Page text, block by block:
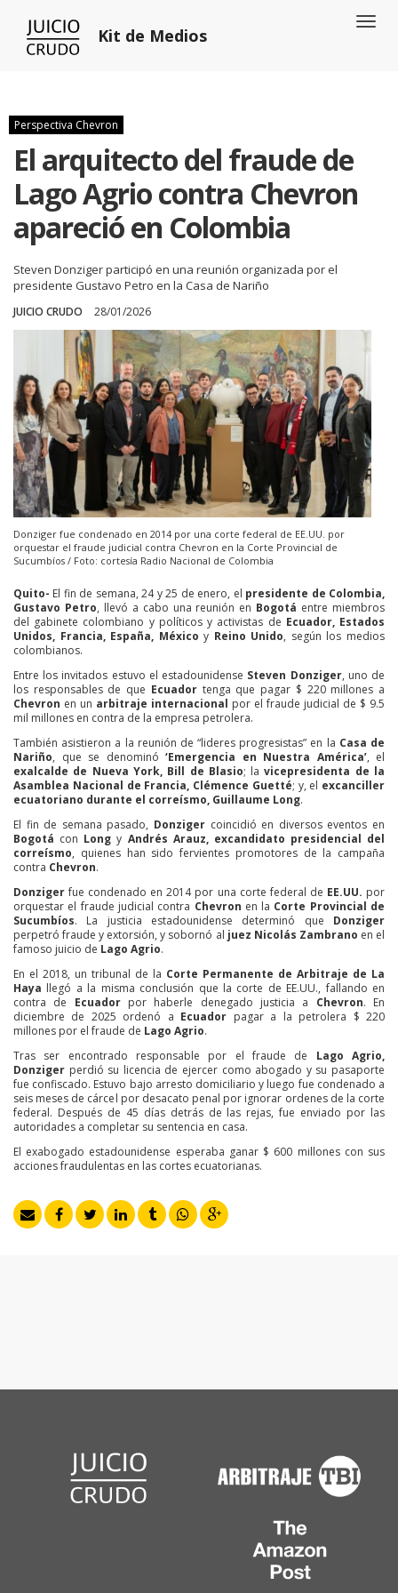
Kit de Medios
Perspectiva Chevron
El arquitecto del fraude de
Lago Agrio contra Chevron
apareció en Colombia
Steven Donziger participó en una reunión organizada por el
presidente Gustavo Petro en la Casa de Nariño
JUICIO CRUDO 28/01/2026
Donziger fue condenado en 2014 por una corte federal de EE.UU. por
orquestar el fraude judicial contra Chevron en la Corte Provincial de
Sucumbíos / Foto: cortesía Radio Nacional de Colombia
Quito- El fin de semana, 24 y 25 de enero, el presidente de Colombia,
Gustavo Petro, llevó a cabo una reunión en Bogotá entre miembros
del gabinete colombiano y políticos y activistas de Ecuador, Estados
Unidos, Francia, España, Méxicoy Reino Unido, según los medios
colombianos.
Entre los invitados estuvo el estadounidense Steven Donziger, uno de
los responsables de que Ecuador tenga que pagar $ 220 millones a
Chevron en un arbitraje internacional por el fraude judicial de $ 9.5
mil millones en contra de la empresa petrolera.
También asistieron a la reunión de “lideres progresistas” en la Casa de
Nariño, que se denominó ‘Emergencia en Nuestra América’, el
exalcalde de Nueva York, Bill de Blasio; lavicepresidenta de la
Asamblea Nacional de Francia, Clémence Guetté; y, el excanciller
ecuatoriano durante el correísmo, Guillaume Long.
El fin de semana pasado, Donziger coincidió en diversos eventos en
Bogotá con Long y Andrés Arauz, excandidato presidencial del
correísmo, quienes han sido fervientes promotores de la campaña
contra Chevron.
Donzigerfue condenado en 2014 por una corte federal de EE.UU. por
orquestar el fraude judicial contra Chevron en la Corte Provincial de
Sucumbíos. La justicia estadounidense determinó que Donziger
perpetró fraude y extorsión, y sobornó al juez Nicolás Zambrano en el
famoso juicio de Lago Agrio.
En el 2018, un tribunal de la Corte Permanente de Arbitraje de La
Haya llegó a la misma conclusión que la corte de EE.UU., fallando en
contra de Ecuador por haberle denegado justicia a Chevron. En
diciembre de 2025 ordenó a Ecuador pagar a la petrolera $ 220
millones por el fraude de Lago Agrio.
Tras ser encontrado responsable por el fraude de Lago Agrio,
Donziger perdió su licencia de ejercer como abogado y su pasaporte
fue confiscado. Estuvo bajo arresto domiciliario y luego fue condenado a
seis meses de cárcel por desacato penal por ignorar ordenes de la corte
federal. Después de 45 días detrás de las rejas, fue enviado por las
autoridades a completar su sentencia en casa.
El exabogado estadounidense esperaba ganar $ 600 millones con sus
acciones fraudulentas en las cortes ecuatorianas.